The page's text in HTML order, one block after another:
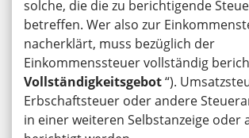
solche, die die zu berichtigende
betreffen. Wer also zur
nacherklärt, muss bezüglich der
Einkommenssteuer vollständig
Vollständigkeitsgebot“).
Erbschaftsteuer oder andere
in einer weiteren Selbstanzeige oder